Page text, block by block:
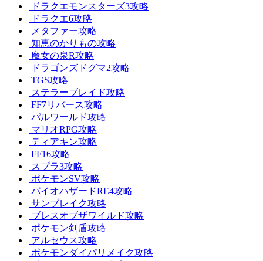
ドラクエモンスターズ3攻略
ドラクエ6攻略
メタファー攻略
知恵のかりもの攻略
魔女の泉R攻略
ドラゴンズドグマ2攻略
TGS攻略
ステラーブレイド攻略
FF7リバース攻略
パルワールド攻略
マリオRPG攻略
ティアキン攻略
FF16攻略
スプラ3攻略
ポケモンSV攻略
バイオハザードRE4攻略
サンブレイク攻略
ブレスオブザワイルド攻略
ポケモン剣盾攻略
アルセウス攻略
ポケモンダイパリメイク攻略